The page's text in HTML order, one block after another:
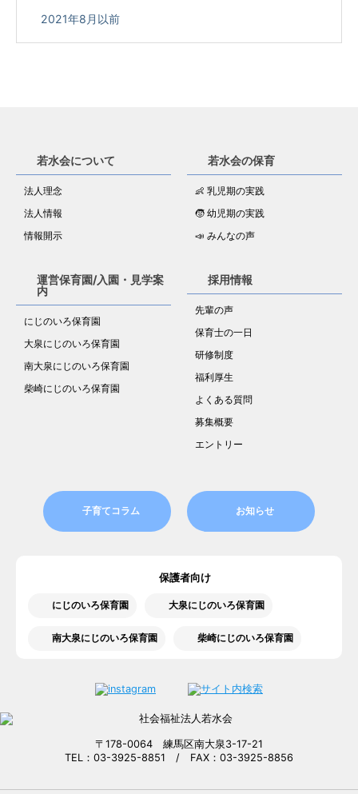
2021年8月以前
若水会について
法人理念
法人情報
情報開示
若水会の保育
👶 乳児期の実践
🧒 幼児期の実践
📣 みんなの声
運営保育園/入園・見学案
内
にじのいろ保育園
大泉にじのいろ保育園
南大泉にじのいろ保育園
柴崎にじのいろ保育園
採用情報
先輩の声
保育士の一日
研修制度
福利厚生
よくある質問
募集概要
エントリー
子育てコラム お知らせ
保護者向け
にじのいろ保育園 大泉にじのいろ保育園
南大泉にじのいろ保育園 柴崎にじのいろ保育園
〒178-0064 練馬区南大泉3-17-21
TEL：03-3925-8851 / FAX：03-3925-8856